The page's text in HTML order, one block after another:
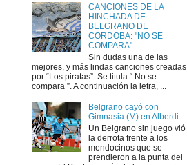
CANCIONES DE LA
HINCHADA DE
BELGRANO DE
CORDOBA: "NO SE
COMPARA"
Sin dudas una de las
mejores, y más lindas canciones creadas
por “Los piratas”. Se titula “ No se
compara ”. A continuación la letra, ...
Belgrano cayó con
Gimnasia (M) en Alberdi
Un Belgrano sin juego vió
la derrota frente a los
mendocinos que se
prendieron a la punta del